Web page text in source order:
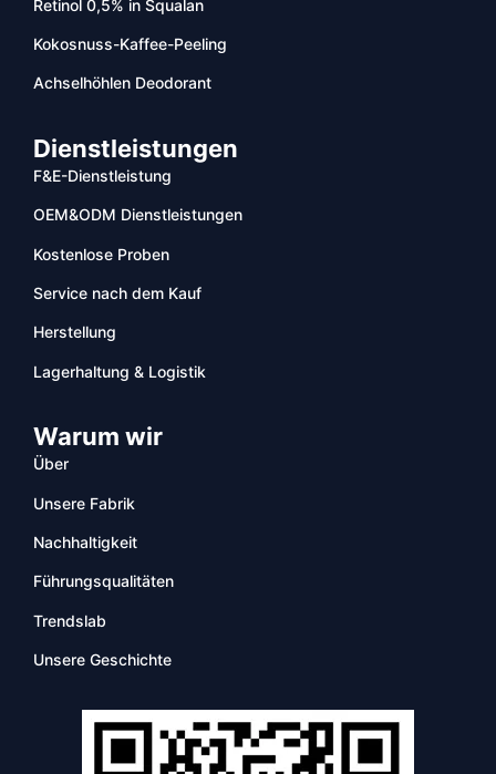
Retinol 0,5% in Squalan
Kokosnuss-Kaffee-Peeling
Achselhöhlen Deodorant
Dienstleistungen
F&E-Dienstleistung
OEM&ODM Dienstleistungen
Kostenlose Proben
Service nach dem Kauf
Herstellung
Lagerhaltung & Logistik
Warum wir
Über
Unsere Fabrik
Nachhaltigkeit
Führungsqualitäten
Trendslab
Unsere Geschichte